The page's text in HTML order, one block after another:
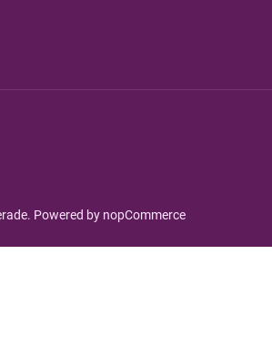
Powered by nopCommerce